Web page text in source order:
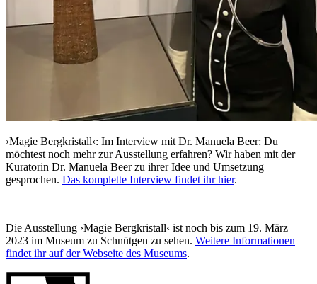
›Magie Bergkristall‹: Im Interview mit Dr. Manuela Beer: Du
möchtest noch mehr zur Ausstellung erfahren? Wir haben mit der
Kuratorin Dr. Manuela Beer zu ihrer Idee und Umsetzung
gesprochen. Das komplette Interview findet ihr hier.
Die Ausstellung ›Magie Bergkristall‹ ist noch bis zum 19. März
2023 im Museum zu Schnütgen zu sehen. Weitere Informationen
findet ihr auf der Webseite des Museums.